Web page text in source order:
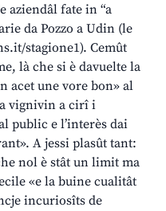
aziendâl fate in “a
da Pozzo a Udin (le
stagione1). Cemût
là che si è davuelte la
acet une vore bon» al
vignivin a cirî i
public e l’interès dai
A jessi plasût tant:
nol è stât un limit ma
«e la buine cualitât
incuriosîts de